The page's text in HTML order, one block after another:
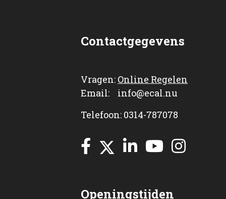
Contactgegevens
Vragen: Online Regelen
Email: info@ecal.nu
Telefoon: 0314-787078
Openingstijden